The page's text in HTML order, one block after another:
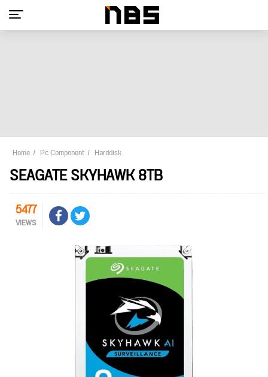
Home Pc Component Harddisk
SEAGATE SKYHAWK 8TB
5477
VIEWS